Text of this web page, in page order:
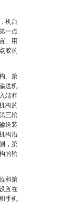
机台
一点
、用
胶的
、第
送机
端和
构的
三输
送装
构沿
，第
的输
和第
置在
手机